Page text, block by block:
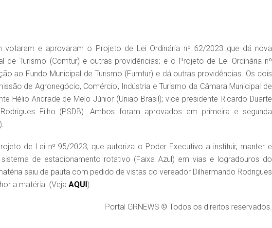
votaram e aprovaram o Projeto de Lei Ordinária nº 62/2023 que dá nova
de Turismo (Comtur) e outras providências; e o Projeto de Lei Ordinária nº
ao Fundo Municipal de Turismo (Fumtur) e dá outras providências. Os dois
de Agronegócio, Comércio, Indústria e Turismo da Câmara Municipal de
Hélio Andrade de Melo Júnior (União Brasil); vice-presidente Ricardo Duarte
Filho (PSDB). Ambos foram aprovados em primeira e segunda
).
de Lei nº 95/2023, que autoriza o Poder Executivo a instituir, manter e
de estacionamento rotativo (Faixa Azul) em vias e logradouros do
saiu de pauta com pedido de vistas do vereador Dilhermando Rodrigues
a matéria. (Veja AQUI ).
Portal GRNEWS © Todos os direitos reservados.